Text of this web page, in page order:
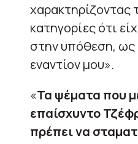
χαρακτηρίζοντας
κατηγορίες ότι
στην υπόθεση, ως
εναντίον μου».
«Τα ψέματα που
επαίσχυντο
πρέπει να